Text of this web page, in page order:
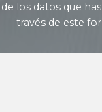
de los datos que
través de este